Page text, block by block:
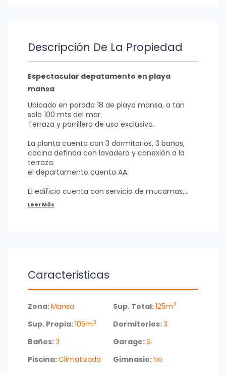
Descripción De La Propiedad
Espectacular depatamento en playa
mansa
Ubicado en parada 18 de playa mansa, a tan
solo 100 mts del mar.
Terraza y parrillero de uso exclusivo.
La planta cuenta con 3 dormitorios, 3 baños,
cocina definda con lavadero y conexión a la
terraza.
el departamento cuenta AA.
El edificio cuenta con servicio de mucamas,
vigilancia, piscina climatizada exterior y salón
de gran capacidad con parrillero de uso comun.
Caracteristicas
Zona:Mansa Sup. Total:125m2
Sup. Propia:105m2 Dormitorios:3
Baños:3 Garage:Si
Piscina:Climatizada Gimnasio:No